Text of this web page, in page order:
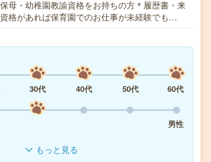
母・幼稚園教諭資格をお持ちの方＊履歴書・来
格があれば保育園でのお仕事が未経験でも…
30代 40代 50代
60代
男性
もっと見る